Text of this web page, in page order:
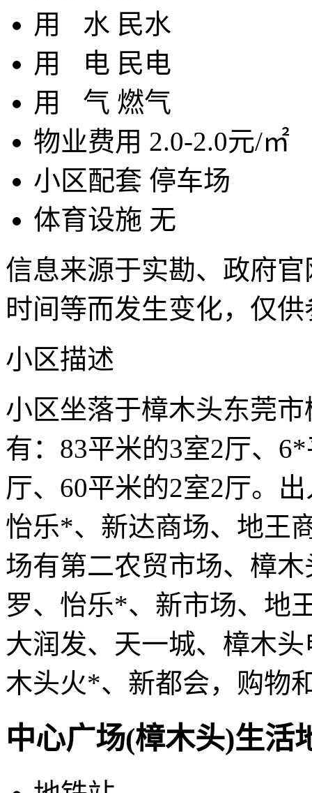
用 水 民水
用
电 民电
用 气 燃气
物业费用 2.0-2.0元/㎡
小区配套 停车场
体育设施 无
信息来源于实勘、政府
时间等而发生变化，仅
小区描述
小区坐落于樟木头东莞
有：83平米的3室2厅、
厅、60平米的2室2厅。
怡乐*、新达商场、地王
场有第二农贸市场、樟
罗、怡乐*、新市场、地
大润发、天一城、樟木
木头火*、新都会，购物
中心广场(樟木头)生活